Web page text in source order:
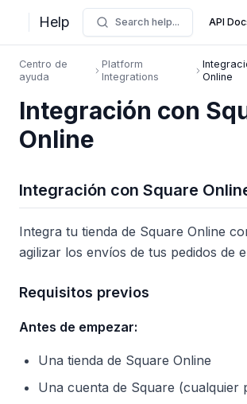
Help Search help... API
Centro de
ayuda
Platform
Integrations
Online
Integración con
Online
Integración con Square
Integra tu tienda de Square Online
agilizar los envíos de tus pedidos de
Requisitos previos
Antes de empezar:
Una tienda de Square Online
Una cuenta de Square (cualquier